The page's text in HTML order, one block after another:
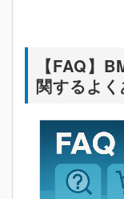
【FAQ】
関するよ